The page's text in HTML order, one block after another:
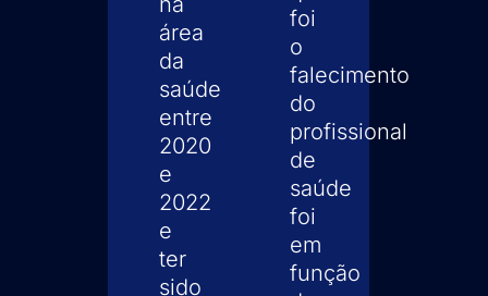
área
da
saúde
entre
2020
e
2022
e
ter
sido
foi
o
falecimento
do
profissional
de
saúde
foi
em
função